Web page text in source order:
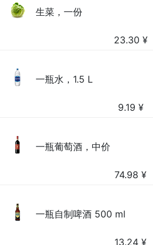
生菜，一份
23.30 ¥
一瓶水，1.5 L
9.19 ¥
一瓶葡萄酒，中价
74.98 ¥
一瓶自制啤酒 500 ml
13.24 ¥